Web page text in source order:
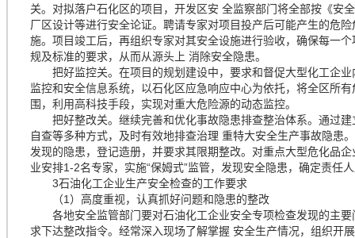
关。对拟落户石化区的项目，开发区安 全监察部门将全部按《安
厂区设计等进行安全论证。聘请专家对项目投产后可能产生的危
施。项目竣工后，再组织专家对其安全设施进行验收，确保每一
规及标准的要求，从而从源头上 消除安全隐患。
把好监控关。在项目的规划建设中，要求和督促大型化工企业
监控和安全信息系统，以石化区应急响应中心为依托，将全区所
围，利用高科技手段，实现对重大危险源的动态监控。
把好整改关。继续完善和优化事故隐患排查整治体系。通过建
自查等多种方式，及时有效地排查治理 重特大安全生产事故隐患
发现的隐患，登记造册，并要求其限期整改。对重点大型危化品
业安排1-2名专家，实施“保姆式”监管，发现安全隐患，确定责任
3石油化工企业生产安全检查的工作要求
（1）高度重视，认真抓好问题和隐患的整改
各地安全监管部门要对石油化工企业安全专项检查发现的主要
求下达整改指令。经常深入现场了解掌握 安全生产情况，组织开